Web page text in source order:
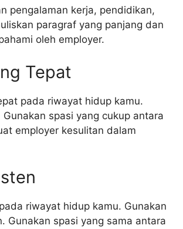
pengalaman kerja, pendidikan,
paragraf yang panjang dan
oleh employer.
Tepat
pada riwayat hidup kamu.
spasi yang cukup antara
employer kesulitan dalam
riwayat hidup kamu. Gunakan
Gunakan spasi yang sama antara